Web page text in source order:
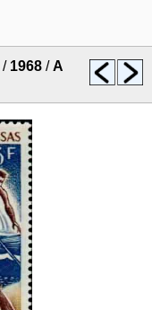
/ 1968 /A